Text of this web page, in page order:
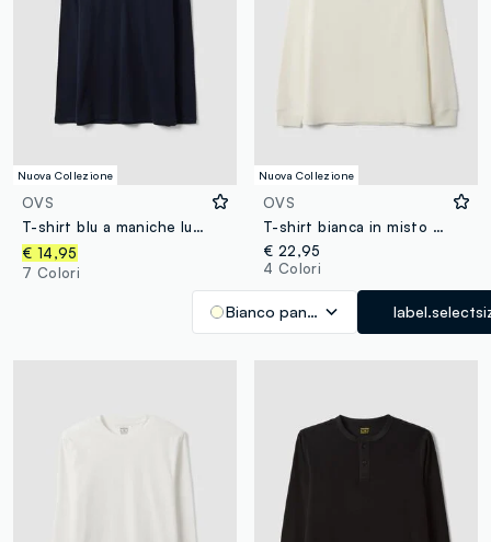
Nuova Collezione
OVS
T-shirt blu a maniche lunghe in puro cotone organico con girocollo
€ 14,95
7 Colori
Nuova Collezione
OVS
T-shirt bianca in misto viscosa a nido d'ape regular fit
€ 22,95
4 Colori
Bianco panna